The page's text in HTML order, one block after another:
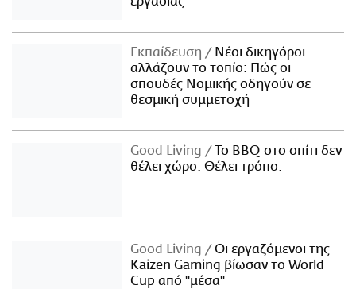
Εκπαίδευση
Νέοι δικηγόροι
αλλάζουν το τοπίο: Πώς οι
σπουδές Νομικής οδηγούν σε
θεσμική συμμετοχή
Good Living
Το BBQ στο σπίτι δεν
θέλει χώρο. Θέλει τρόπο.
Good Living
Οι εργαζόμενοι της
Kaizen Gaming βίωσαν το World
Cup από "μέσα"